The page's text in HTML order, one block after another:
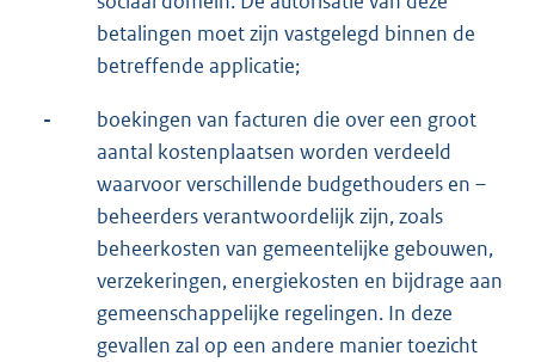
betalingen moet zijn vastgelegd binnen de
betreffende applicatie;
-
boekingen van facturen die over een groot
aantal kostenplaatsen worden verdeeld
waarvoor verschillende budgethouders en –
beheerders verantwoordelijk zijn, zoals
beheerkosten van gemeentelijke gebouwen,
verzekeringen, energiekosten en bijdrage aan
gemeenschappelijke regelingen. In deze
gevallen zal op een andere manier toezicht